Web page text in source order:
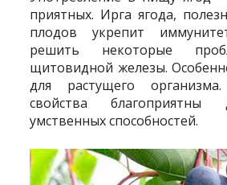
приятных. Ирга ягода,
плодов укрепит
решить некоторые
щитовидной железы.
для растущего
свойства благоприятны
умственных способностей.